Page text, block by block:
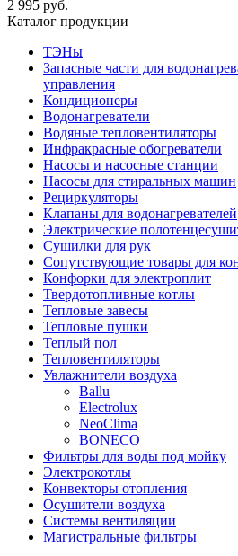
2 995 руб.
Каталог продукции
ТЭНы
Запасные части для
управления
Кондиционеры
Водонагреватели
Водяные тепловентиляторы
Инфракрасные обогреватели
Насосы и насосные станции
Насосы для стиральных машин
Рециркуляторы
Клапаны для водонагревателей
Электрические
Сушилки для рук
Сопутствующие товары для
Конфорки для электроплит
Твердотопливные котлы
Тепловые завесы
Тепловые пушки
Теплый пол
Тепловентиляторы
Увлажнители воздуха
Ballu
Electrolux
NeoClima
BONECO
Фильтры для воды под мойку
Электрокотлы
Конвекторы отопления
Осушители воздуха
Системы вентиляции
Магистральные фильтры